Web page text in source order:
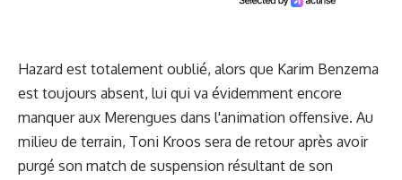
Hazard est totalement oublié, alors que Karim Benzema
est toujours absent, lui qui va évidemment encore
manquer aux Merengues dans l'animation offensive. Au
milieu de terrain, Toni Kroos sera de retour après avoir
purgé son match de suspension résultant de son